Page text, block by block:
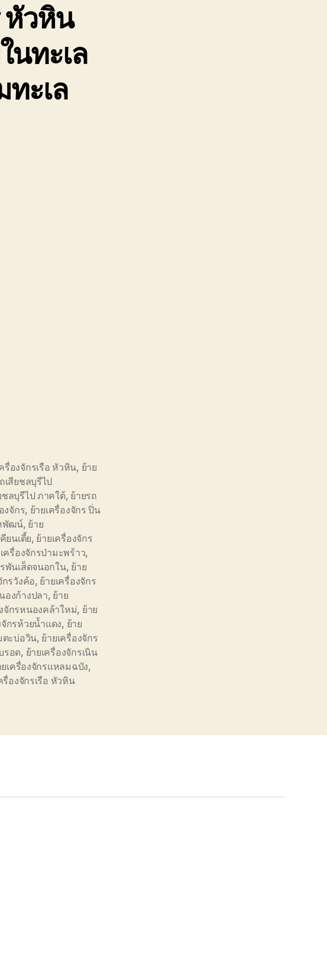
หัวหิน
นทะเล
ะเล
รื่องจักรเรือ หัวหิน, ย้าย
เสียชลบุรีไป
ชลบุรีไป ภาคใต้, ย้ายรถ
งจักร, ย้ายเครื่องจักร ปิ่น
พัฒน์, ย้าย
ยนเตี้ย, ย้ายเครื่องจักร
ครื่องจักรป่ามะพร้าว,
พันเส็ดจนอกใน, ย้าย
กรวังค้อ, ย้ายเครื่องจักร
องก้างปลา, ย้าย
จักรหนองคล้าใหม่, ย้าย
จักรห้วยน้ำแดง, ย้าย
ตะบ่อวิน, ย้ายเครื่องจักร
รอด, ย้ายเครื่องจักรเนิน
ยเครื่องจักรแหลมฉบัง,
รื่องจักรเรือ หัวหิน